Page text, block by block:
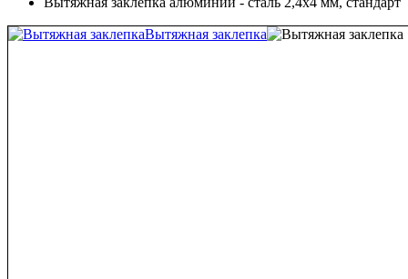
Вытяжная заклепка